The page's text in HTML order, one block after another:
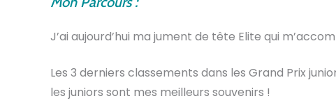
J’ai aujourd’hui ma jument de tête Elite qui
Les 3 derniers classements dans les Grand Prix
les juniors sont mes meilleurs souvenirs !